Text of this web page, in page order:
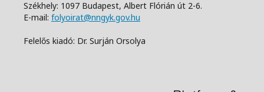
Székhely: 1097 Budapest, Albert Flórián út 2-6.
E-mail: folyoirat@nngyk.gov.hu
Felelős kiadó: Dr. Surján Orsolya